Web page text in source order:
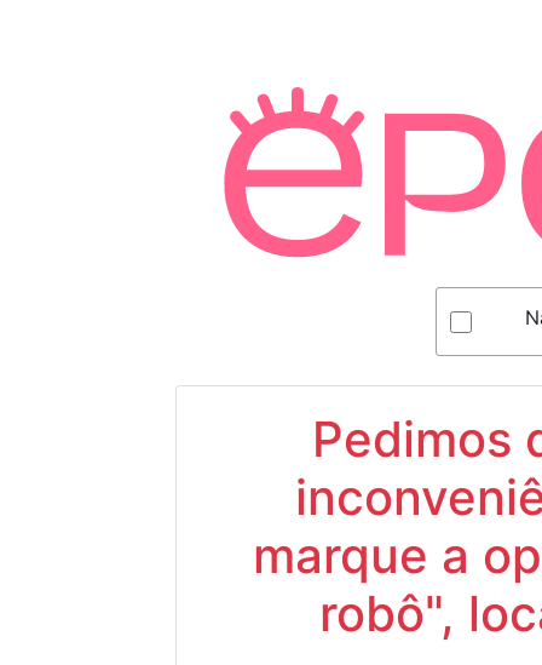
Pedimos
marque a
robô",